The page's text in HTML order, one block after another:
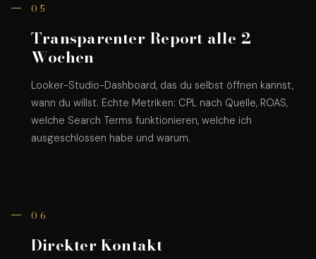
05
Transparenter Report alle 2
Wochen
Looker-Studio-Dashboard, das du selbst öffnen kannst,
wann du willst. Echte Metriken: CPL nach Quelle, ROAS,
welche Search Terms funktionieren, welche ich
ausgeschlossen habe und warum.
06
Direkter Kontakt